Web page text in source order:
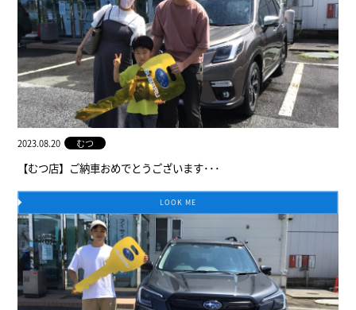
2023.08.20 むつ
【むつ店】ご納車おめでとうございます･･･
LOOK ME